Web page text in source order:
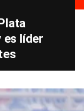
es líder